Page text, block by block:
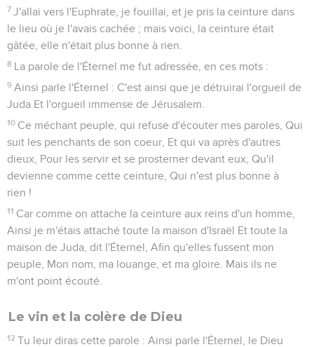
7 J'allai vers l'Euphrate, je fouillai, et je pris la ceinture dans
le lieu où je l'avais cachée ; mais voici, la ceinture était
gâtée, elle n'était plus bonne à rien.
8 La parole de l'Éternel me fut adressée, en ces mots :
9 Ainsi parle l'Éternel : C'est ainsi que je détruirai l'orgueil de
Juda Et l'orgueil immense de Jérusalem.
10 Ce méchant peuple, qui refuse d'écouter mes paroles, Qui
suit les penchants de son coeur, Et qui va après d'autres
dieux, Pour les servir et se prosterner devant eux, Qu'il
devienne comme cette ceinture, Qui n'est plus bonne à
rien !
11 Car comme on attache la ceinture aux reins d'un homme,
Ainsi je m'étais attaché toute la maison d'Israël Et toute la
maison de Juda, dit l'Éternel, Afin qu'elles fussent mon
peuple, Mon nom, ma louange, et ma gloire. Mais ils ne
m'ont point écouté.
Le vin et la colère de Dieu
12 Tu leur diras cette parole : Ainsi parle l'Éternel, le Dieu